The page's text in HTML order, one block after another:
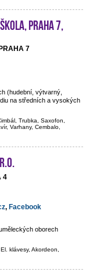
Praha 7,
7
(hudební, výtvarný,
na středních a vysokých
Trubka, Saxofon,
Varhany, Cembalo,
4
, Facebook
oborech
klávesy, Akordeon,